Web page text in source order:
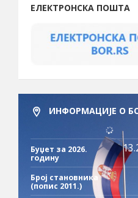
ЕЛЕКТРОНСКА ПОШТА
ИНФОРМАЦИЈЕ О
Буџет за 2026.
годину
Број становника
(попис 2011.)